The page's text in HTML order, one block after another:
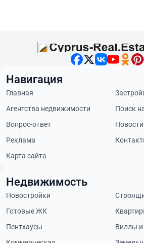
Навигация
Главная
Агентства недвижимости
Поиск
Вопрос-ответ
Новости
Реклама
Карта сайта
Недвижимость
Новостройки
Готовые ЖК
Пентхаусы
Виллы